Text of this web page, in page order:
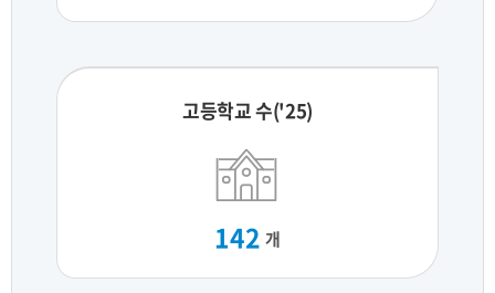
고등학교 수('25)
142 개